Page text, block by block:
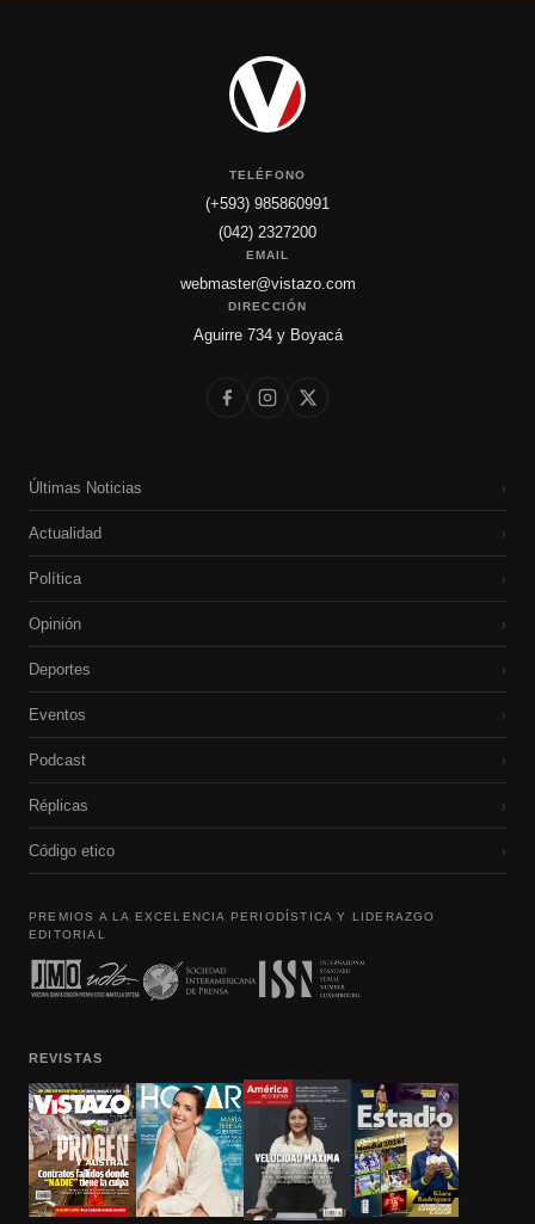
TELÉFONO
(+593) 985860991
(042) 2327200
EMAIL
webmaster@vistazo.com
DIRECCIÓN
Aguirre 734 y Boyacá
Últimas Noticias ›
Actualidad ›
Política ›
Opinión ›
Deportes ›
Eventos ›
Podcast ›
Réplicas ›
Código etico ›
PREMIOS A LA EXCELENCIA PERIODÍSTICA Y LIDERAZGO
EDITORIAL
REVISTAS